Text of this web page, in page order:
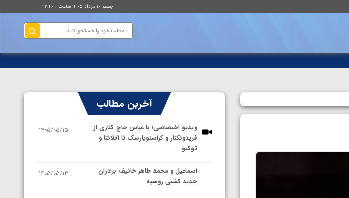
جمعه ۱۶ مرداد ۱۴۰۵ ساعت : ۲۲:۴۶
آخرین مطالب
ویدیو اختصاصی؛ با عباس حاج کناری از
فریدونکنار و کراسنویارسک تا آتلانتا و
توکیو
1405/05/15
اسماعیل و محمد طاهر خانیف برادران
جدید کشتی روسیه
1405/05/13